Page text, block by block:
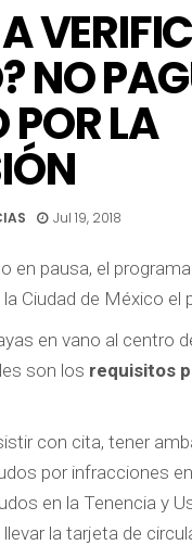
NO
LA
Jul 19, 2018
en pausa, el
Ciudad de México el
en vano al centro
son los requisitos
con cita, tener
por infracciones
en la Tenencia y
llevar la tarjeta de